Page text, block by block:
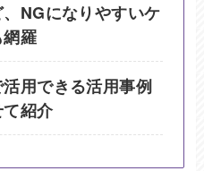
NGになりやすいケ
羅
用できる活用事例
紹介